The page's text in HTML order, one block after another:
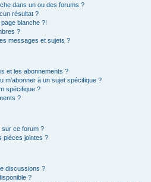
dans un ou des forums ?
résultat ?
blanche ?!
?
messages et sujets ?
et les abonnements ?
m’abonner à un sujet spécifique ?
spécifique ?
?
sur ce forum ?
pièces jointes ?
discussions ?
?